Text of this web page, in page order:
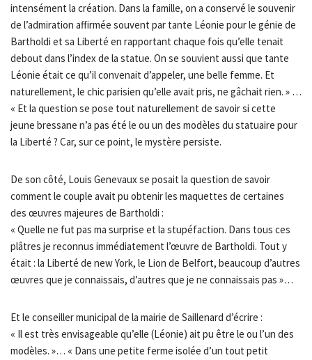
intensément la création. Dans la famille, on a conservé le souvenir
de l’admiration affirmée souvent par tante Léonie pour le génie de
Bartholdi et sa Liberté en rapportant chaque fois qu’elle tenait
debout dans l’index de la statue. On se souvient aussi que tante
Léonie était ce qu’il convenait d’appeler, une belle femme. Et
naturellement, le chic parisien qu’elle avait pris, ne gâchait rien. » …
« Et la question se pose tout naturellement de savoir si cette
jeune bressane n’a pas été le ou un des modèles du statuaire pour
la Liberté ? Car, sur ce point, le mystère persiste.
De son côté, Louis Genevaux se posait la question de savoir
comment le couple avait pu obtenir les maquettes de certaines
des œuvres majeures de Bartholdi :
« Quelle ne fut pas ma surprise et la stupéfaction. Dans tous ces
plâtres je reconnus immédiatement l’œuvre de Bartholdi. Tout y
était : la Liberté de new York, le Lion de Belfort, beaucoup d’autres
œuvres que je connaissais, d’autres que je ne connaissais pas »…
Et le conseiller municipal de la mairie de Saillenard d’écrire :
« Il est très envisageable qu’elle (Léonie) ait pu être le ou l’un des
modèles. »… « Dans une petite ferme isolée d’un tout petit